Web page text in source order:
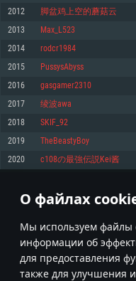
О файлах
Мы используем файлы
информации об
для предоставления
также для улучшения
NVIDIA GeForce GTX 660.
Место на жестком диске: 23.1
Рекомендуемые
ОС: Windows 10/11 (64bit)
Процессор: Intel Core i5 или
Оперативная память: 16 ГБ
Видеокарта с поддержкой
выше, Radeon RX 570 и выше
Место на жестком диске: 75.9
AMD/Nvidia для Mac
Рекомендуемые
Операционная система: Mac
Процессор: Intel Core i7 (Intel
Место на жестком диске: 75.9
драйверами (не старее 6
месяцев, минимальное
поддержкой Vulkan
Место на жестком диске: 23.1
Рекомендуемые
Видеокарта: NVIDIA GeForce
проприетарными драйверами
Vulkan
Место на жестком диске: 75.9
2012 脚盆鸡上空的蘑菇云
2013 Max_L523
2014 rodcr1984
2015 РussуsАbуss
2016 gasgamer2310
2017 绫波awa
2018 SKIF_92
2019 TheBeastyBoy
2020 c108の最強伝説Kei酱
* Таблица рекордов
100